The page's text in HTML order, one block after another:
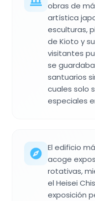
obras de
artística
esculturas,
de Kioto y
visitantes
se
santuarios
cuales solo
especiales
El edificio
acoge
rotativas,
el Heisei
exposición